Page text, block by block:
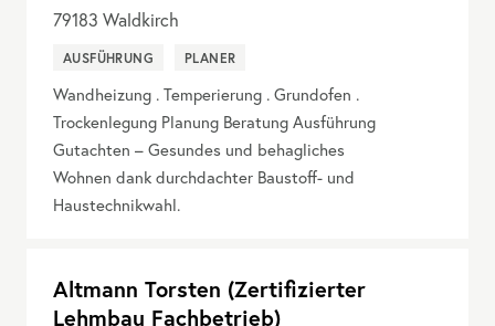
79183 Waldkirch
AUSFÜHRUNG PLANER
Wandheizung . Temperierung . Grundofen .
Trockenlegung Planung Beratung Ausführung
Gutachten – Gesundes und behagliches
Wohnen dank durchdachter Baustoff- und
Haustechnikwahl.
Altmann Torsten (Zertifizierter
Lehmbau Fachbetrieb)